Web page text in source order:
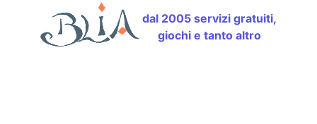
dal 2005 servizi gratuiti,
giochi e tanto altro